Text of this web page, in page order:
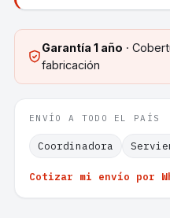
Garantía 1 año ·
fabricación
ENVÍO A TODO EL PAÍS
Coordinadora
Cotizar mi envío por